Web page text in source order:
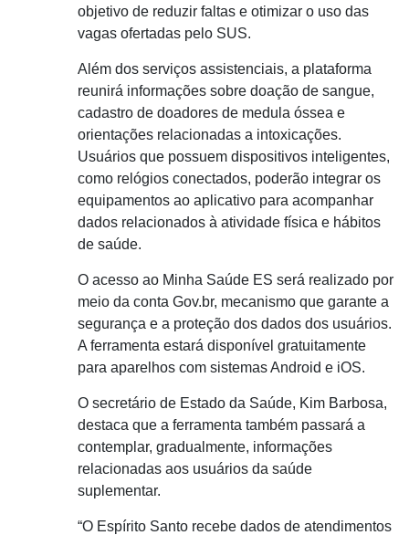
objetivo de reduzir faltas e otimizar o uso das
vagas ofertadas pelo SUS.
Além dos serviços assistenciais, a plataforma
reunirá informações sobre doação de sangue,
cadastro de doadores de medula óssea e
orientações relacionadas a intoxicações.
Usuários que possuem dispositivos inteligentes,
como relógios conectados, poderão integrar os
equipamentos ao aplicativo para acompanhar
dados relacionados à atividade física e hábitos
de saúde.
O acesso ao Minha Saúde ES será realizado por
meio da conta Gov.br, mecanismo que garante a
segurança e a proteção dos dados dos usuários.
A ferramenta estará disponível gratuitamente
para aparelhos com sistemas Android e iOS.
O secretário de Estado da Saúde, Kim Barbosa,
destaca que a ferramenta também passará a
contemplar, gradualmente, informações
relacionadas aos usuários da saúde
suplementar.
“O Espírito Santo recebe dados de atendimentos